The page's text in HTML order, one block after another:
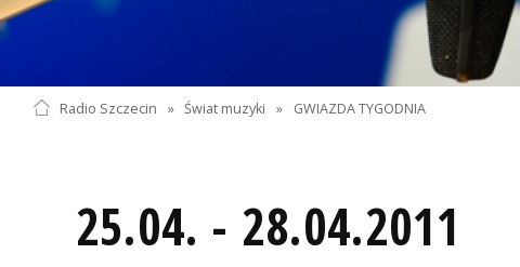
Radio Szczecin » Świat muzyki » GWIAZDA TYGODNIA
25.04. - 28.04.2011